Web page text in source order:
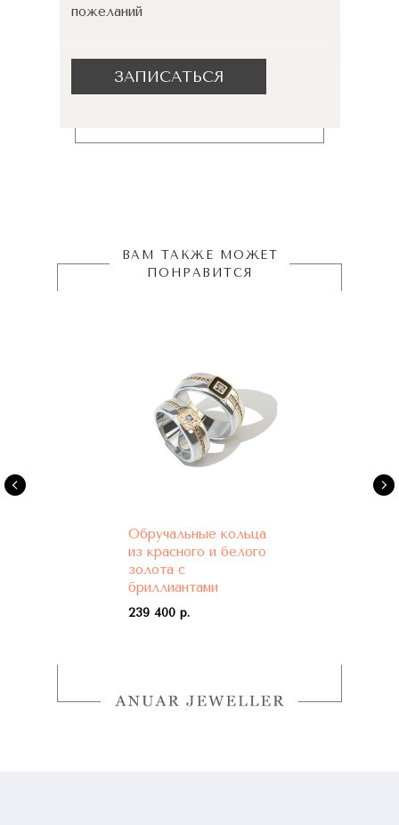
пожеланий
ЗАПИСАТЬСЯ
ВАМ ТАКЖЕ МОЖЕТ
ПОНРАВИТСЯ
Обручальные кольца
из красного и белого
золота с
бриллиантами
239 400 р.